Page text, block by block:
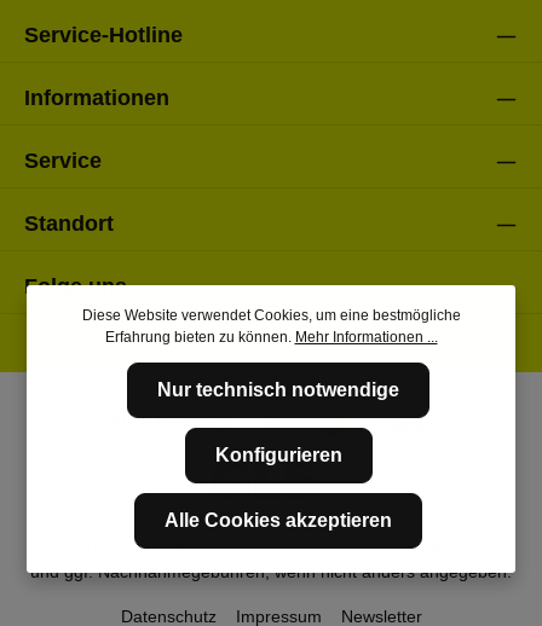
Service-Hotline
Informationen
Service
Standort
Folge uns
* Alle Preise inkl. gesetzl. Mehrwertsteuer zzgl.Versandkosten
und ggf. Nachnahmegebühren, wenn nicht anders angegeben.
Datenschutz Impressum Newsletter
Diese Website verwendet Cookies, um eine bestmögliche
Erfahrung bieten zu können. Mehr Informationen ...
Nur technisch notwendige
Konfigurieren
Alle Cookies akzeptieren